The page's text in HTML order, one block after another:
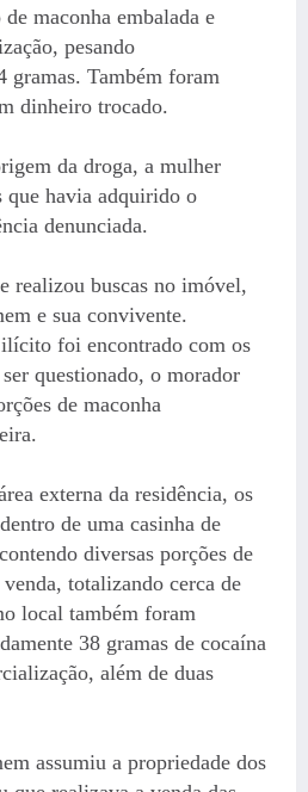
maconha embalada e
pesando
gramas. Também foram
dinheiro trocado.
da droga, a mulher
havia adquirido o
denunciada.
realizou buscas no imóvel,
e sua convivente.
foi encontrado com os
questionado, o morador
de maconha
externa da residência, os
de uma casinha de
diversas porções de
totalizando cerca de
local também foram
38 gramas de cocaína
além de duas
assumiu a propriedade dos